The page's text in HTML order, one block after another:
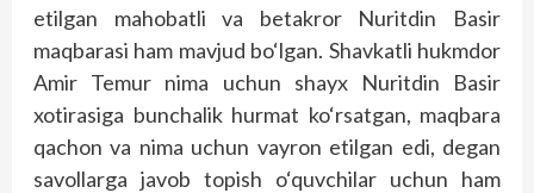
etilgan mahobatli va betakror Nuritdin Basir
maqbarasi ham mavjud bo‘lgan. Shavkatli hukmdor
Amir Temur nima uchun shayx Nuritdin Basir
xotirasiga bunchalik hurmat ko‘rsatgan, maqbara
qachon va nima uchun vayron etilgan edi, degan
savollarga javob topish o‘quvchilar uchun ham